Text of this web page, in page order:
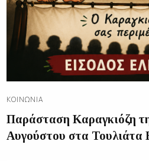
ΚΟΙΝΩΝΊΑ
Παράσταση Καραγκιόζη
Αυγούστου στα Τουλιάτα